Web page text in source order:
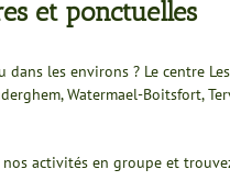
et ponctuelles
les environs ? Le centre
Watermael-Boitsfort,
activités en groupe et